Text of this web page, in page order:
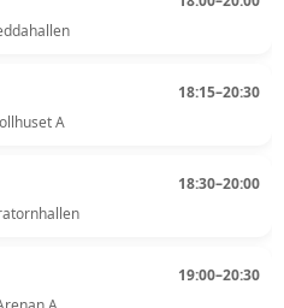
18:15–20:30
A
18:30–20:00
19:00–20:30